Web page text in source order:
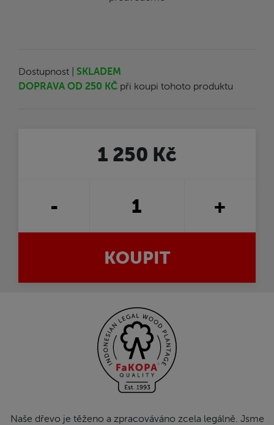
Dostupnost | SKLADEM
DOPRAVA OD 250 KČ při koupi tohoto produktu
1 250 Kč
- +
KOUPIT
Naše dřevo je těženo a zpracováváno zcela legálně. Jsme